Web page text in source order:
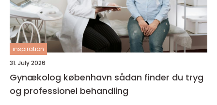
inspiration
31. July 2026
Gynækolog københavn sådan finder du tryg
og professionel behandling